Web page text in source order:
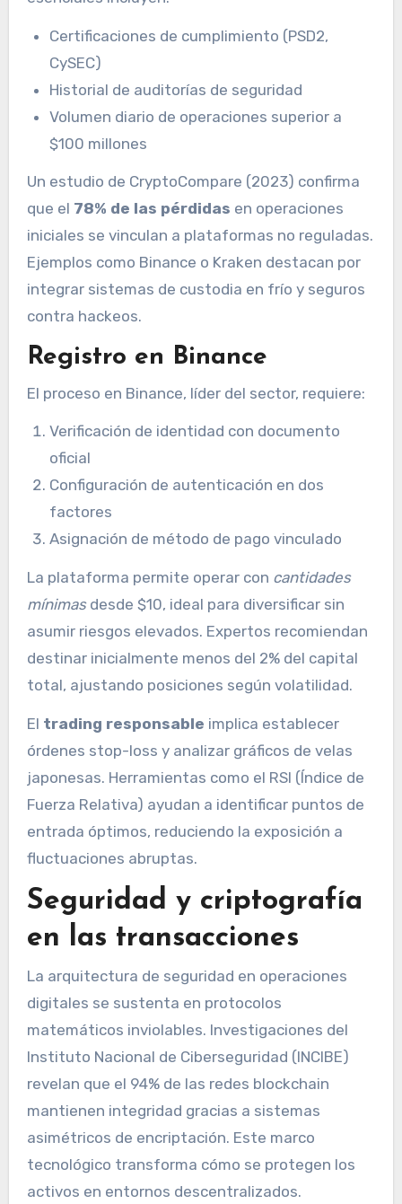
Certificaciones de cumplimiento (PSD2,
CySEC)
Historial de auditorías de seguridad
Volumen diario de operaciones superior a
$100 millones
Un estudio de CryptoCompare (2023) confirma
que el 78% de las pérdidas en operaciones
iniciales se vinculan a plataformas no reguladas.
Ejemplos como Binance o Kraken destacan por
integrar sistemas de custodia en frío y seguros
contra hackeos.
Registro en Binance
El proceso en Binance, líder del sector, requiere:
Verificación de identidad con documento
oficial
Configuración de autenticación en dos
factores
Asignación de método de pago vinculado
La plataforma permite operar con cantidades
mínimasdesde $10, ideal para diversificar sin
asumir riesgos elevados. Expertos recomiendan
destinar inicialmente menos del 2% del capital
total, ajustando posiciones según volatilidad.
El trading responsable implica establecer
órdenes stop-loss y analizar gráficos de velas
japonesas. Herramientas como el RSI (Índice de
Fuerza Relativa) ayudan a identificar puntos de
entrada óptimos, reduciendo la exposición a
fluctuaciones abruptas.
Seguridad y criptografía
en las transacciones
La arquitectura de seguridad en operaciones
digitales se sustenta en protocolos
matemáticos inviolables. Investigaciones del
Instituto Nacional de Ciberseguridad (INCIBE)
revelan que el 94% de las redes blockchain
mantienen integridad gracias a sistemas
asimétricos de encriptación. Este marco
tecnológico transforma cómo se protegen los
activos en entornos descentralizados.